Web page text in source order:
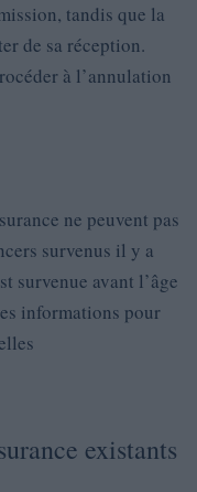
tandis que la
de sa réception.
à l’annulation
ne peuvent pas
survenus il y a
survenue avant l’âge
informations pour
existants